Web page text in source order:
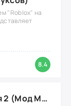
"Roblox" на
8.4
Симулятор Автомобиля 2 (Мод Много денег/Всё открыто)